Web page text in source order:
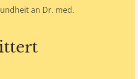
an Dr. med.